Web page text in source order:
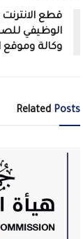
قطع
الوظيفي
وكالة وموقع
Related Posts